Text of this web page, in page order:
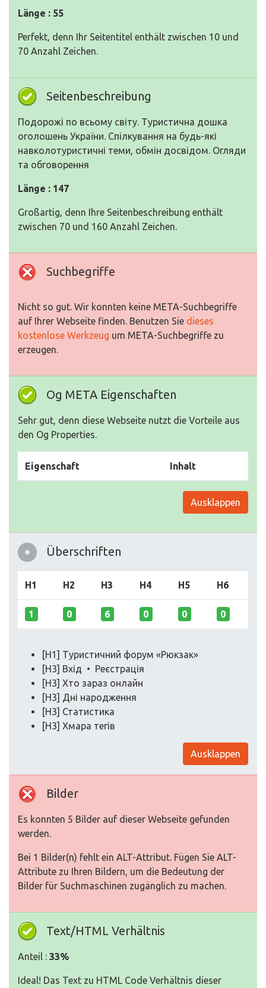
Länge : 55
Perfekt, denn Ihr Seitentitel enthält zwischen 10 und
70 Anzahl Zeichen.
Seitenbeschreibung
Подорожі по всьому світу. Туристична дошка
оголошень України. Спілкування на будь-які
навколотуристичні теми, обмін досвідом. Огляди
та обговорення
Länge : 147
Großartig, denn Ihre Seitenbeschreibung enthält
zwischen 70 und 160 Anzahl Zeichen.
Suchbegriffe
Nicht so gut. Wir konnten keine META-Suchbegriffe
auf Ihrer Webseite finden. Benutzen Sie dieses
kostenlose Werkzeug um META-Suchbegriffe zu
erzeugen.
Og META Eigenschaften
Sehr gut, denn diese Webseite nutzt die Vorteile aus
den Og Properties.
Eigenschaft Inhalt
Ausklappen
Überschriften
H1 H2 H3 H4 H5 H6
1 0 6 0 0 0
[H1] Туристичний форум «Рюкзак»
[H3] Вхід • Реєстрація
[H3] Хто зараз онлайн
[H3] Дні народження
[H3] Статистика
[H3] Хмара тегів
Ausklappen
Bilder
Es konnten 5 Bilder auf dieser Webseite gefunden
werden.
Bei 1 Bilder(n) fehlt ein ALT-Attribut. Fügen Sie ALT-
Attribute zu Ihren Bildern, um die Bedeutung der
Bilder für Suchmaschinen zugänglich zu machen.
Text/HTML Verhältnis
Anteil : 33%
Ideal! Das Text zu HTML Code Verhältnis dieser